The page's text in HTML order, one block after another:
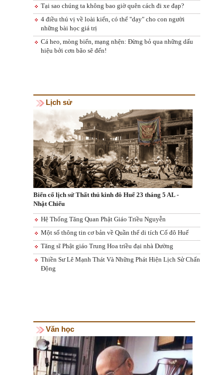
Tại sao chúng ta không bao giờ quên cách đi xe đạp?
4 điều thú vị về loài kiến, có thể "dạy" cho con người
những bài học giá trị
Cá heo, mòng biển, mạng nhện: Đừng bỏ qua những dấu
hiệu bởi cơn bão sẽ đến!
Lịch sử
Biến cố lịch sử Thất thủ kinh đô Huế 23 tháng 5 AL -
Nhật Chiếu
Hệ Thống Tăng Quan Phật Giáo Triều Nguyễn
Một số thông tin cơ bản về Quần thể di tích Cố đô Huế
Tăng sĩ Phật giáo Trung Hoa triều đại nhà Đường
Thiền Sư Lê Mạnh Thát Và Những Phát Hiện Lịch Sử Chấn
Động
Văn học